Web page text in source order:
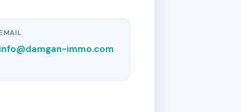
info@damgan-immo.com